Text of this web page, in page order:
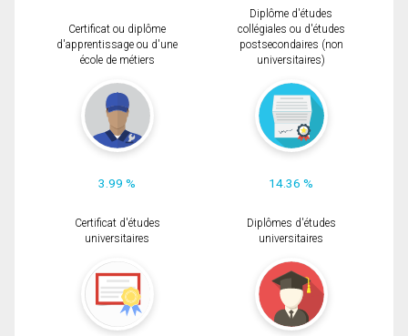
Certificat ou diplôme
d'apprentissage ou d'une
école de métiers
3.99 %
Diplôme d'études
collégiales ou d'études
postsecondaires (non
universitaires)
14.36 %
Certificat d'études
universitaires
Diplômes d'études
universitaires